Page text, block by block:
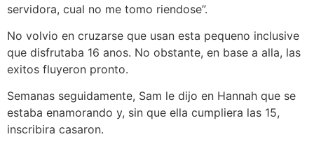
servidora, cual no me tomo riendose”.
No volvio en cruzarse que usan esta pequeno inclusive
que disfrutaba 16 anos. No obstante, en base a alla, las
exitos fluyeron pronto.
Semanas seguidamente, Sam le dijo en Hannah que se
estaba enamorando y, sin que ella cumpliera las 15,
inscribira casaron.